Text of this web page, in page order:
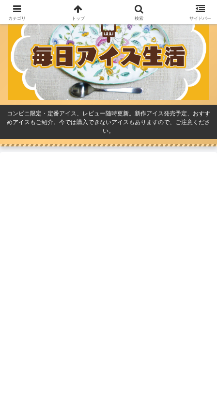
コンビニ限定・定番アイス、レビュー随時更新。新作アイス発売予定、おすす
めアイスもご紹介。今では購入できないアイスもありますので、ご注意くださ
い。
カテゴリ トップ 検索 サイドバー